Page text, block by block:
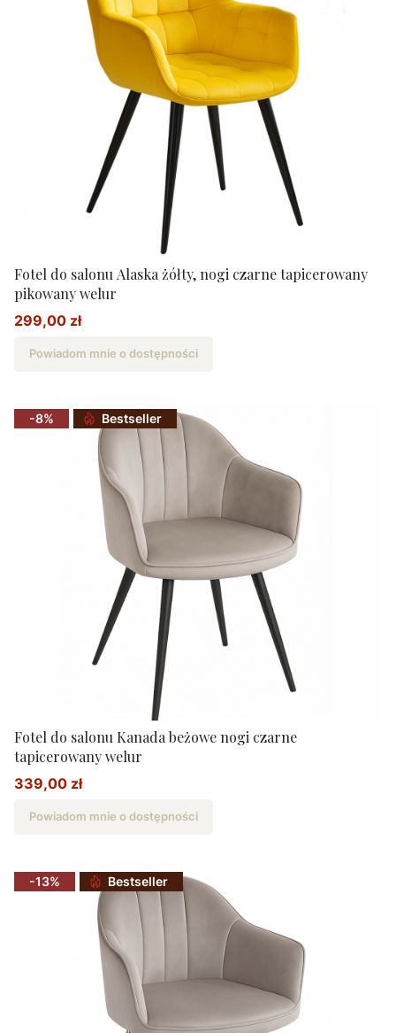
Fotel do salonu Alaska żółty, nogi czarne tapicerowany
pikowany welur
Cena promocyjna
299,00 zł
Powiadom mnie o dostępności
-8% Bestseller
Fotel do salonu Kanada beżowe nogi czarne
tapicerowany welur
Cena promocyjna
339,00 zł
Powiadom mnie o dostępności
-13% Bestseller